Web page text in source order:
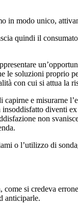
in modo unico,
quindi il
le soluzioni proprio
con cui si attua la
e misurarne
diventi
non
o l’utilizzo di
si credeva
anticiparle.